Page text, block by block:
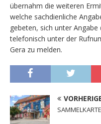
übernahm die weiteren
welche sachdienliche
gebeten, sich unter
telefonisch unter der
Gera zu melden.